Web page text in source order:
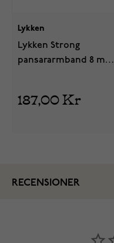
Lykken
Lykken Strong
pansararmband 8 mm
187,00 Kr
RECENSIONER